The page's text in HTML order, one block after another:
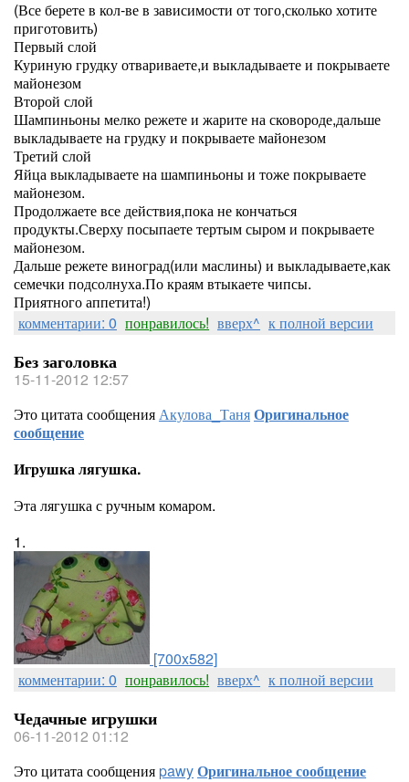
(Все берете в кол-ве в зависимости от того,сколько хотите
приготовить)
Первый слой
Куриную грудку отвариваете,и выкладываете и покрываете
майонезом
Второй слой
Шампиньоны мелко режете и жарите на сковороде,дальше
выкладываете на грудку и покрываете майонезом
Третий слой
Яйца выкладываете на шампиньоны и тоже покрываете
майонезом.
Продолжаете все действия,пока не кончаться
продукты.Сверху посыпаете тертым сыром и покрываете
майонезом.
Дальше режете виноград(или маслины) и выкладываете,как
семечки подсолнуха.По краям втыкаете чипсы.
Приятного аппетита!)
комментарии: 0 понравилось! вверх^ к полной версии
Без заголовка
15-11-2012 12:57
Это цитата сообщенияАкулова_ТаняОригинальное
сообщение
Игрушка лягушка.
Эта лягушка с ручным комаром.
1.
[700x582]
комментарии: 0 понравилось! вверх^ к полной версии
Чедачные игрушки
06-11-2012 01:12
Это цитата сообщенияpawyОригинальное сообщение